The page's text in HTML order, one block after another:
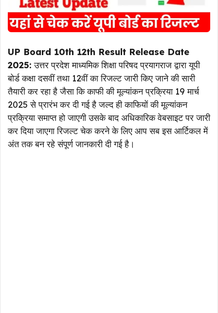
UP Board 10th 12th Result Release Date
2025: उत्तर प्रदेश माध्यमिक शिक्षा परिषद प्रयागराज द्वारा यूपी
बोर्ड कक्षा दसवीं तथा 12वीं का रिजल्ट जारी किए जाने की सारी
तैयारी कर रहा है जैसा कि काफी की मूल्यांकन प्रक्रिया 19 मार्च
2025 से प्रारंभ कर दी गई है जल्द ही काफियों की मूल्यांकन
प्रक्रिया समाप्त हो जाएगी उसके बाद अधिकारिक वेबसाइट पर जारी
कर दिया जाएगा रिजल्ट चेक करने के लिए आप सब इस आर्टिकल में
अंत तक बन रहे संपूर्ण जानकारी दी गई है।